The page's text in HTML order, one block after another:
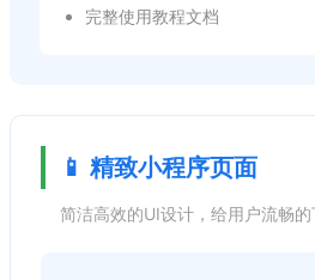
完整使用教程文档
📱 精致小程序页面
简洁高效的UI设计，给用户流畅